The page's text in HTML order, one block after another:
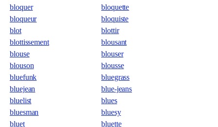
bloquer
bloquette
bloqueur
bloquiste
blot
blottir
blottissement
blousant
blouse
blouser
blouson
blousse
bluefunk
bluegrass
bluejean
blue-jeans
bluelist
blues
bluesman
bluesy
bluet
bluette